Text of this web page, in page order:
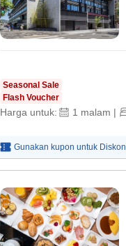
Seasonal Sale
Flash Voucher
Harga untuk: 1 malam |
Gunakan kupon untuk Diskon